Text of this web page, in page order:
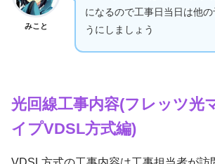
みこと
になるので工事日当日は他
うにしましょう
光回線工事内容(フレッツ光
イプVDSL方式編)